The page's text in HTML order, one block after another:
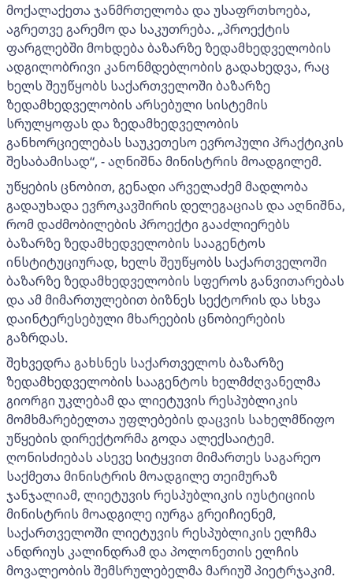
მოქალაქეთა ჯანმრთელობა და უსაფრთხოება,
აგრეთვე გარემო და საკუთრება. „პროექტის
ფარგლებში მოხდება ბაზარზე ზედამხედველობის
ადგილობრივი კანონმდებლობის გადახედვა, რაც
ხელს შეუწყობს საქართველოში ბაზარზე
ზედამხედველობის არსებული სისტემის
სრულყოფას და ზედამხედველობის
განხორციელებას საუკეთესო ევროპული პრაქტიკის
შესაბამისად“, - აღნიშნა მინისტრის მოადგილემ.
უწყების ცნობით, გენადი არველაძემ მადლობა
გადაუხადა ევროკავშირის დელეგაციას და აღნიშნა,
რომ დაძმობილების პროექტი გააძლიერებს
ბაზარზე ზედამხედველობის სააგენტოს
ინსტიტუციურად, ხელს შეუწყობს საქართველოში
ბაზარზე ზედამხედველობის სფეროს განვითარებას
და ამ მიმართულებით ბიზნეს სექტორის და სხვა
დაინტერესებული მხარეების ცნობიერების
გაზრდას.
შეხვედრა გახსნეს საქართველოს ბაზარზე
ზედამხედველობის სააგენტოს ხელმძღვანელმა
გიორგი უკლებამ და ლიეტუვის რესპუბლიკის
მომხმარებელთა უფლებების დაცვის სახელმწიფო
უწყების დირექტორმა გოდა ალექსაიტემ.
ღონისძიებას ასევე სიტყვით მიმართეს საგარეო
საქმეთა მინისტრის მოადგილე თეიმურაზ
ჯანჯალიამ, ლიეტუვის რესპუბლიკის იუსტიციის
მინისტრის მოადგილე იურგა გრეიჩიენემ,
საქართველოში ლიეტუვის რესპუბლიკის ელჩმა
ანდრიუს კალინდრამ და პოლონეთის ელჩის
მოვალეობის შემსრულებელმა მარიუშ პიეტრჯაკიმ.